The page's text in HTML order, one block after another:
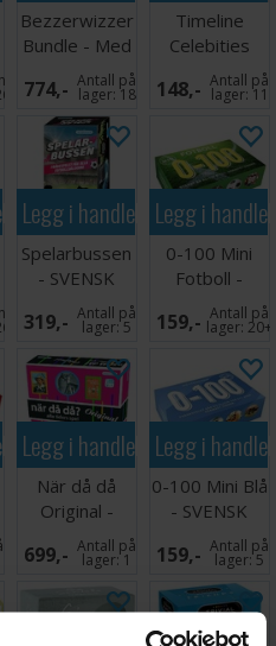
Bezzerwizzer
Bundle - Med
4 utvidelser
774,- Antall på
lager: 18
Timeline
Celebities
Kortspill
148,- Antall på
lager: 11
Legg i handlekurven
Spelarbussen
- SVENSK
319,- Antall på
lager:5
Legg i
0-100 Mini
Fotboll -
SVENSK
159,- Antall på
lager:20+
Legg i handlekurven
När då då
Original -
SVENSK
699,- Antall på
lager:1
Legg i
0-100 Mini Blå
- SVENSK
159,- Antall på
lager:5